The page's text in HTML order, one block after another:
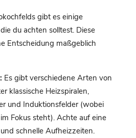
gibt es einige
du achten solltest. Diese
Entscheidung maßgeblich
Es gibt verschiedene Arten von
klassische Heizspiralen,
und Induktionsfelder (wobei
Fokus steht). Achte auf eine
schnelle Aufheizzeiten.